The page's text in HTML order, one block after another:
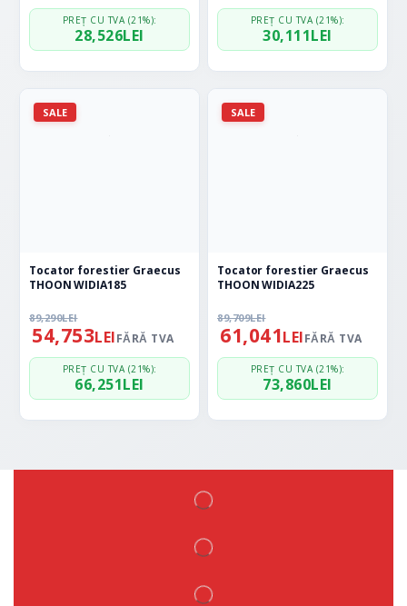
PREȚ CU TVA (21%):
28,526LEI
PREȚ CU TVA (21%):
30,111LEI
SALE
Tocator forestier Graecus
THOON WIDIA185
89,290LEI
54,753LEIFĂRĂ TVA
PREȚ CU TVA (21%):
66,251LEI
SALE
Tocator forestier Graecus
THOON WIDIA225
89,709LEI
61,041LEIFĂRĂ TVA
PREȚ CU TVA (21%):
73,860LEI